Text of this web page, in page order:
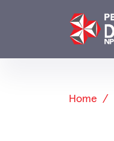
Home